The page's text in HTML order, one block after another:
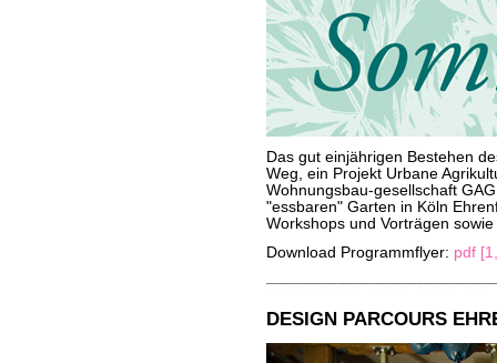
Das gut einjährigen Bestehen
Weg, ein Projekt Urbane
Wohnungsbau-gesellschaft
"essbaren" Garten in Köln
Workshops und Vorträgen
Download Programmflyer: pdf
DESIGN PARCOURS